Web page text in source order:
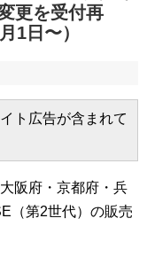
更を受付再
1日〜）
ト広告が含まれて
阪府・京都府・兵
（第2世代）の販売